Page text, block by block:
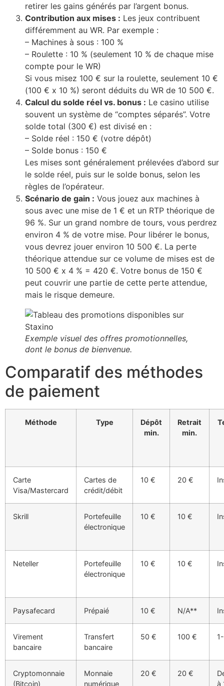
retirer les gains générés par l’argent bonus.
Contribution aux mises : Les jeux contribuent
différemment au WR. Par exemple :
– Machines à sous : 100 %
– Roulette : 10 % (seulement 10 % de chaque mise
compte pour le WR)
Si vous misez 100 € sur la roulette, seulement 10 €
(100 € x 10 %) seront déduits du WR de 10 500 €.
Calcul du solde réel vs. bonus : Le casino utilise
souvent un système de “comptes séparés”. Votre
solde total (300 €) est divisé en :
– Solde réel : 150 € (votre dépôt)
– Solde bonus : 150 €
Les mises sont généralement prélevées d’abord sur
le solde réel, puis sur le solde bonus, selon les
règles de l’opérateur.
Scénario de gain : Vous jouez aux machines à
sous avec une mise de 1 € et un RTP théorique de
96 %. Sur un grand nombre de tours, vous perdrez
environ 4 % de votre mise. Pour libérer le bonus,
vous devrez jouer environ 10 500 €. La perte
théorique attendue sur ce volume de mises est de
10 500 € x 4 % = 420 €. Votre bonus de 150 €
peut couvrir une partie de cette perte attendue,
mais le risque demeure.
Exemple visuel des offres promotionnelles,
dont le bonus de bienvenue.
Comparatif des méthodes
de paiement
Méthode Type
Dépôt
min.
Retrait
min.
Carte
Visa/Mastercard
Cartes de
crédit/débit
10 € 20 €
Skrill
Portefeuille
électronique
10 € 10 €
Neteller
Portefeuille
électronique
10 € 10 €
Paysafecard Prépaié 10 € N/A**
Virement
bancaire
Transfert
bancaire
50 € 100 €
Cryptomonnaie
(Bitcoin)
Monnaie
numérique
20 € 20 €
à